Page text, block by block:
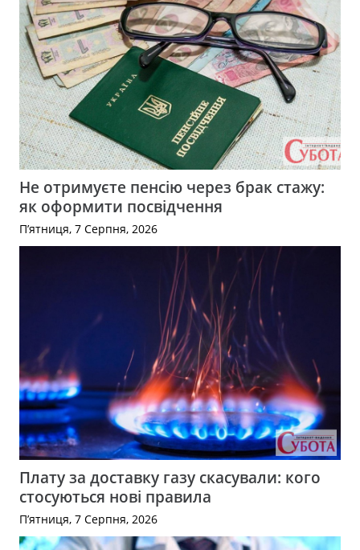
Не отримуєте пенсію через брак стажу:
як оформити посвідчення
П’ятниця, 7 Серпня, 2026
Плату за доставку газу скасували: кого
стосуються нові правила
П’ятниця, 7 Серпня, 2026